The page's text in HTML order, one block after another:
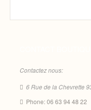
Contactez nous:
6 Rue de la Chevrette
Phone: 06 63 94 48 22